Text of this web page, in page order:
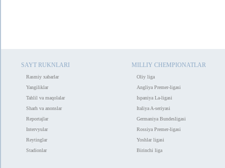
SAYT RUKNLARI
Rasmiy xabarlar
Yangiliklar
Tahlil va maqolalar
Sharh va anonslar
Reportajlar
Intervyular
Reytinglar
Stadionlar
MILLIY CHEMPIONATLAR
Oliy liga
Angliya Premer-ligasi
Ispaniya La-ligasi
Italiya A-seriyasi
Germaniya Bundesligasi
Rossiya Premer-ligasi
Yoshlar ligasi
Birinchi liga